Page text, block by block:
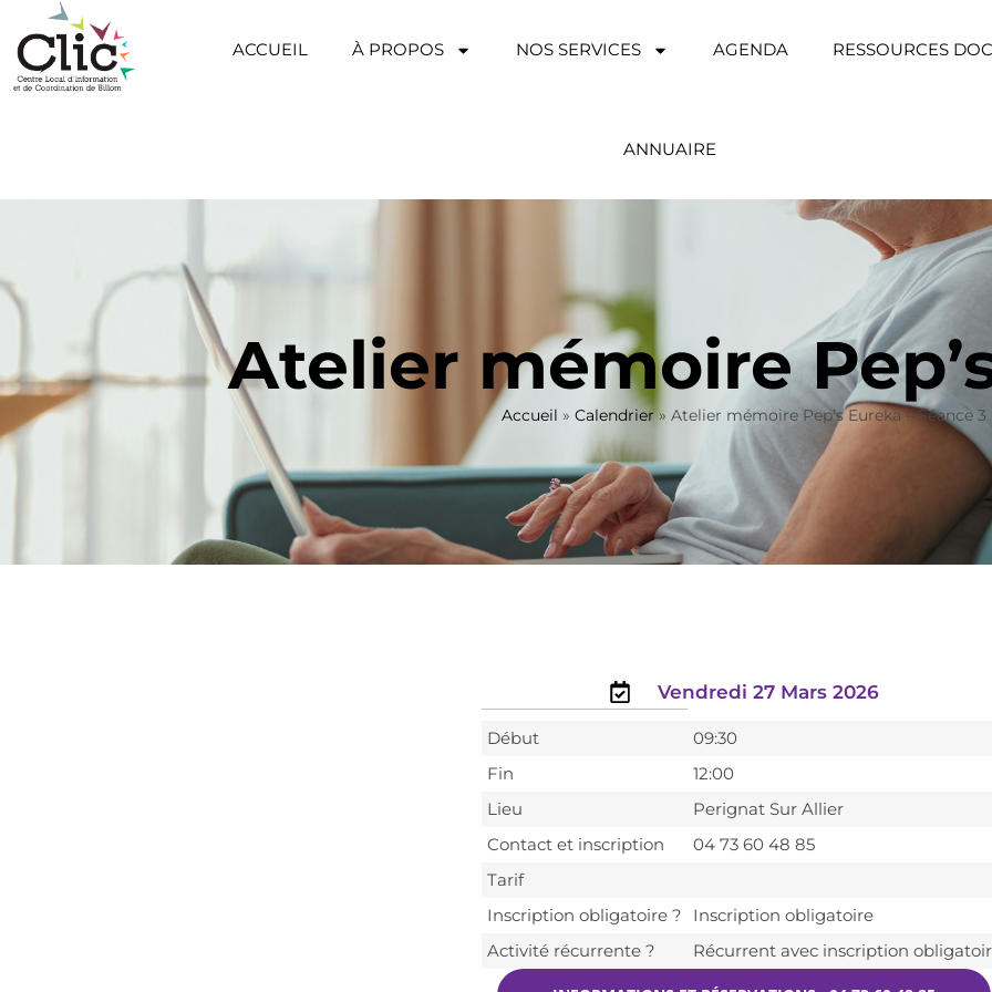
ACCUEIL À PROPOS NOS SERVICES AGENDA RESSOURCES
ANNUAIRE
Atelier mémoire
Accueil » Calendrier» Atelier mémoire Pep’s Eureka – Séance 3
Vendredi 27 Mars 2026
Début
09:30
Fin
12:00
Lieu
Perignat Sur Allier
Contact et inscription
04 73 60 48 85
Tarif
Inscription obligatoire ?
Inscription obligatoire
Activité récurrente ?
Récurrent avec inscription